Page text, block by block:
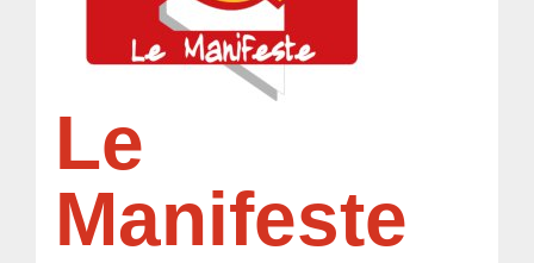
Le
Manifeste